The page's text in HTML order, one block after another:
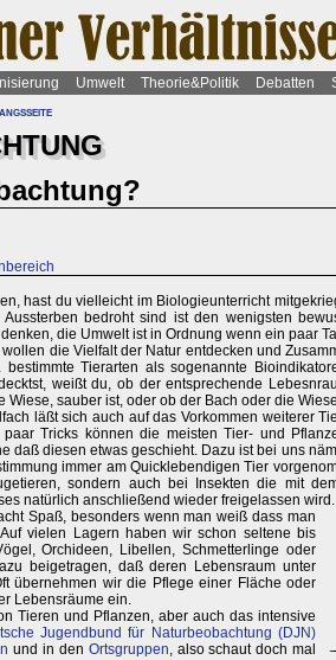
Umwelt Theorie&Politik Debatten
hast du vielleicht im Biologieunterricht
bedroht sind ist den wenigsten
die Umwelt ist in Ordnung wenn ein paar
wollen die Vielfalt der Natur entdecken und
bestimmte Tierarten als sogenannte
weißt du, ob der entsprechende
Wiese, sauber ist, oder ob der Bach oder die
läßt sich auch auf das Vorkommen weiterer
Tricks können die meisten Tier- und
daß diesen etwas geschieht. Dazu ist bei uns
immer am Quicklebendigen Tier
sondern auch bei Insekten die mit
natürlich anschließend wieder freigelassen wird.
Spaß, besonders wenn man weiß dass man
vielen Lagern haben wir schon seltene bis
Orchideen, Libellen, Schmetterlinge oder
beigetragen, daß deren Lebensraum unter
übernehmen wir die Pflege einer Fläche oder
Lebensräume ein.
Tieren und Pflanzen, aber auch das intensive
Jugendbund für Naturbeobachtung (DJN)
und in den Ortsgruppen, also schaut doch mal